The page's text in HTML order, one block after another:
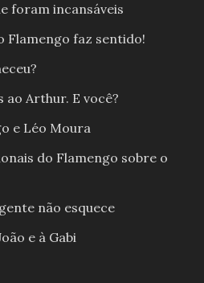
foram incansáveis
Flamengo faz sentido!
Arthur. E você?
e Léo Moura
do Flamengo sobre o
não esquece
e à Gabi